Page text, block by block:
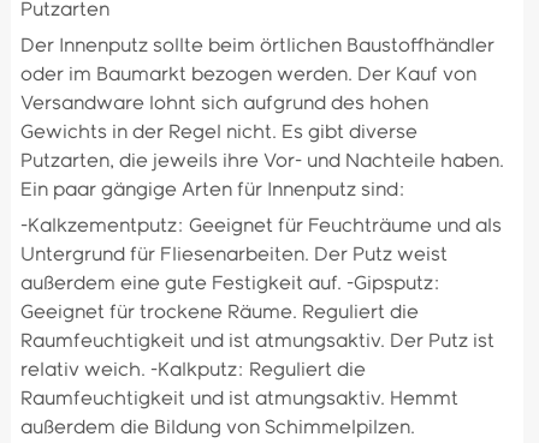
Putzarten
Der Innenputz sollte beim örtlichen Baustoffhändler
oder im Baumarkt bezogen werden. Der Kauf von
Versandware lohnt sich aufgrund des hohen
Gewichts in der Regel nicht. Es gibt diverse
Putzarten, die jeweils ihre Vor- und Nachteile haben.
Ein paar gängige Arten für Innenputz sind:
-Kalkzementputz: Geeignet für Feuchträume und als
Untergrund für Fliesenarbeiten. Der Putz weist
außerdem eine gute Festigkeit auf. -Gipsputz:
Geeignet für trockene Räume. Reguliert die
Raumfeuchtigkeit und ist atmungsaktiv. Der Putz ist
relativ weich. -Kalkputz: Reguliert die
Raumfeuchtigkeit und ist atmungsaktiv. Hemmt
außerdem die Bildung von Schimmelpilzen.